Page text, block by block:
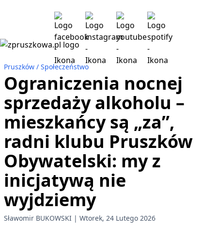
Pruszków Społeczeństwo
Ograniczenia nocnej
sprzedaży alkoholu –
mieszkańcy są „za”,
radni klubu Pruszków
Obywatelski: my z
inicjatywą nie
wyjdziemy
Sławomir BUKOWSKI Wtorek, 24 Lutego 2026